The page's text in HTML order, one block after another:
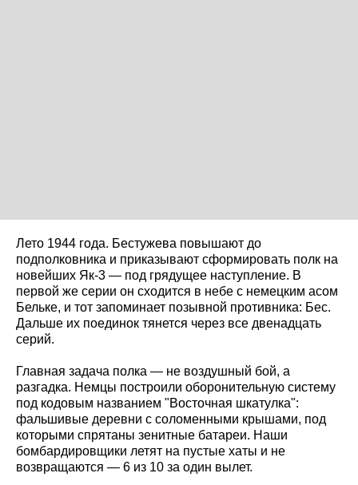
Лето 1944 года. Бестужева повышают до
подполковника и приказывают сформировать полк на
новейших Як-3 — под грядущее наступление. В
первой же серии он сходится в небе с немецким асом
Бельке, и тот запоминает позывной противника: Бес.
Дальше их поединок тянется через все двенадцать
серий.
Главная задача полка — не воздушный бой, а
разгадка. Немцы построили оборонительную систему
под кодовым названием "Восточная шкатулка":
фальшивые деревни с соломенными крышами, под
которыми спрятаны зенитные батареи. Наши
бомбардировщики летят на пустые хаты и не
возвращаются — 6 из 10 за один вылет.